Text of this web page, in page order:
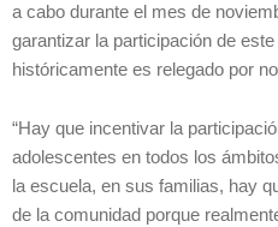
a cabo durante el mes de
garantizar la participación de
históricamente es relegado por
“Hay que incentivar la
adolescentes en todos los
la escuela, en sus familias, hay
de la comunidad porque